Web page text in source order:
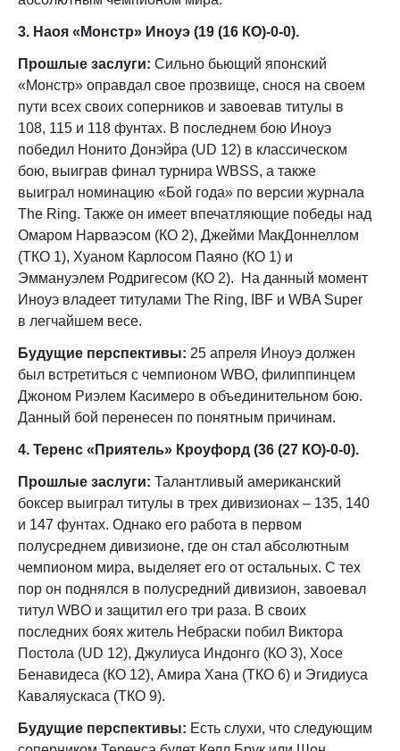
3. Наоя «Монстр» Иноуэ (19 (16 КО)-0-0).
Прошлые заслуги: Сильно бьющий японский
«Монстр» оправдал свое прозвище, снося на своем
пути всех своих соперников и завоевав титулы в
108, 115 и 118 фунтах. В последнем бою Иноуэ
победил Нонито Донэйра (UD 12) в классическом
бою, выиграв финал турнира WBSS, а также
выиграл номинацию «Бой года» по версии журнала
The Ring. Также он имеет впечатляющие победы над
Омаром Нарваэсом (КО 2), Джейми МакДоннеллом
(ТКО 1), Хуаном Карлосом Паяно (КО 1) и
Эммануэлем Родригесом (КО 2). На данный момент
Иноуэ владеет титулами The Ring, IBF и WBA Super
в легчайшем весе.
Будущие перспективы: 25 апреля Иноуэ должен
был встретиться с чемпионом WBO, филиппинцем
Джоном Риэлем Касимеро в объединительном бою.
Данный бой перенесен по понятным причинам.
4. Теренс «Приятель» Кроуфорд (36 (27 КО)-0-0).
Прошлые заслуги: Талантливый американский
боксер выиграл титулы в трех дивизионах – 135, 140
и 147 фунтах. Однако его работа в первом
полусреднем дивизионе, где он стал абсолютным
чемпионом мира, выделяет его от остальных. С тех
пор он поднялся в полусредний дивизион, завоевал
титул WBO и защитил его три раза. В своих
последних боях житель Небраски побил Виктора
Постола (UD 12), Джулиуса Индонго (КО 3), Хосе
Бенавидеса (КО 12), Амира Хана (ТКО 6) и Эгидиуса
Каваляускаса (ТКО 9).
Будущие перспективы: Есть слухи, что следующим